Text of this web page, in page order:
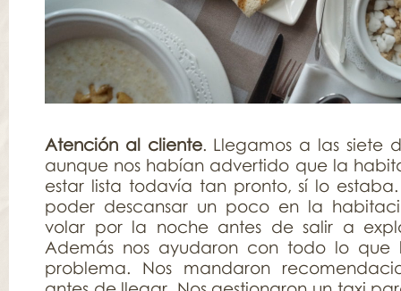
Atención al cliente. Llegamos a las siete
aunque nos habían advertido que la
estar lista todavía tan pronto, sí lo
poder descansar un poco en la
volar por la noche antes de salir a
Además nos ayudaron con todo lo que
problema. Nos mandaron